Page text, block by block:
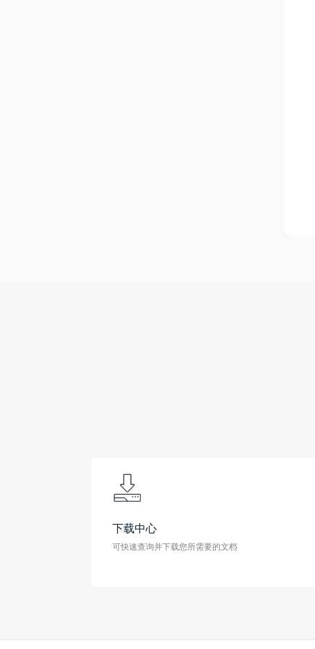
下载中心
可快速查询并下载您所需要的文档